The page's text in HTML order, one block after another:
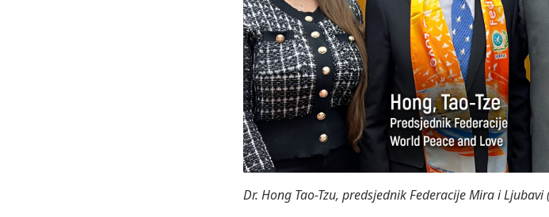
Dr. Hong Tao-Tzu, predsjednik Federacije Mira i Ljubavi